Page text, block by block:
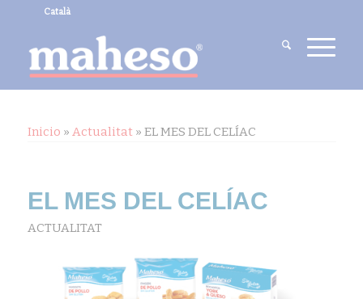
Català
Inicio » Actualitat » EL MES DEL CELÍAC
EL MES DEL CELÍAC
ACTUALITAT